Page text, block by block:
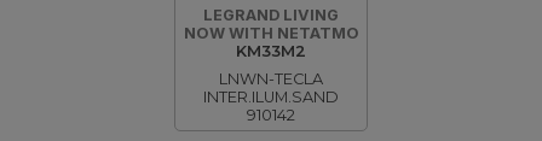
LEGRAND LIVING
NOW WITH NETATMO
KM33M2
LNWN-TECLA
INTER.ILUM.SAND
910142